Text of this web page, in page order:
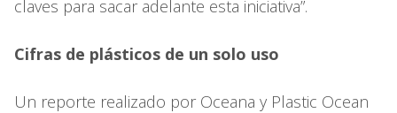
claves para sacar adelante esta iniciativa”.
Cifras de plásticos de un solo uso
Un reporte realizado por Oceana y Plastic Ocean